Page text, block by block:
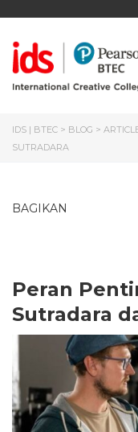
IDS | BTEC > BLOG >
SUTRADARA
BAGIKAN
Peran
Sutradara